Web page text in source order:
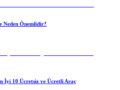
Neden Önemlidir?
İyi 10 Ücretsiz ve Ücretli Araç